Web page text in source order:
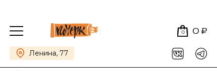
0 0 ₽
Ленина, 77